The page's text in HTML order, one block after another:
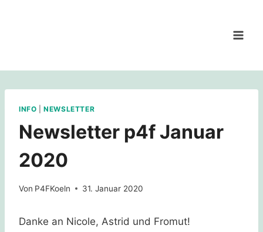
INFO |NEWSLETTER
Newsletter p4f Januar
2020
Von P4FKoeln 31. Januar 2020
Danke an Nicole, Astrid und Fromut!